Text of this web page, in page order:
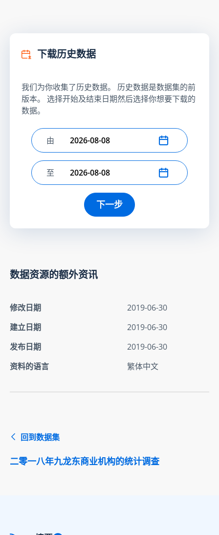
下载历史数据
我们为你收集了历史数据。 历史数据是数据集的前
版本。 选择开始及结束日期然后选择你想要下载的
数据。
选择开始日期
由
选择结束日期
至
下一步
数据资源的额外资讯
修改日期
2019-06-30
建立日期
2019-06-30
发布日期
2019-06-30
资料的语言
繁体中文
回到数据集
二零一八年九龙东商业机构的统计调查